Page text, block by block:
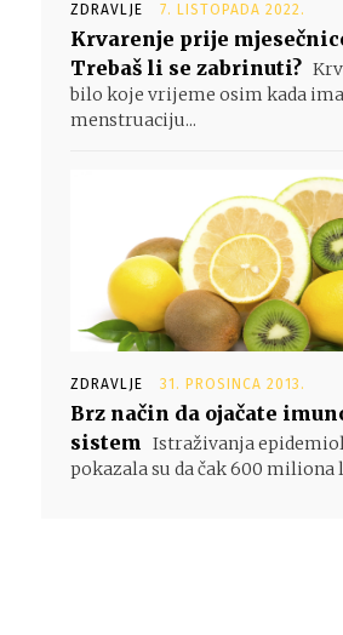
ZDRAVLJE 7. LISTOPADA 2022.
Krvarenje prije
Trebaš li se zabrinuti?
bilo koje vrijeme osim kada
menstruaciju...
ZDRAVLJE 31. PROSINCA 2013.
Brz način da ojačate
sistem Istraživanja
pokazala su da čak 600 miliona